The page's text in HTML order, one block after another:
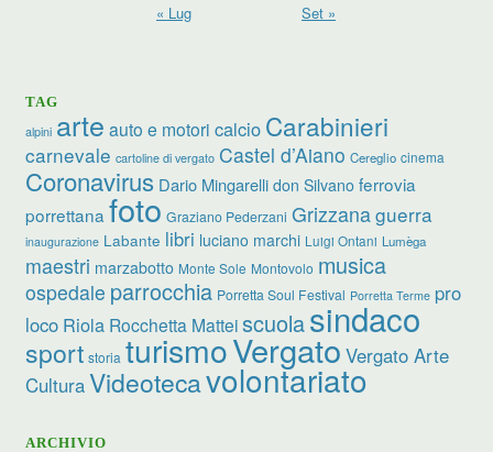
« Lug
Set »
TAG
alpini arte auto e motori calcio Carabinieri
carnevale cartoline di vergato Castel d’Aiano Cereglio cinema
Coronavirus Dario Mingarelli don Silvano ferrovia
porrettana foto Graziano Pederzani Grizzanaguerra
inaugurazione Labante libri luciano marchi Luigi Ontani Lumèga
maestri marzabotto Monte Sole Montovolo musica
ospedale parrocchia Porretta Soul Festival Porretta Terme pro
loco Riola Rocchetta Matteiscuolasindaco
sport storia turismoVergato Vergato Arte
CulturaVideotecavolontariato
ARCHIVIO